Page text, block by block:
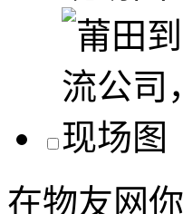
在物友网